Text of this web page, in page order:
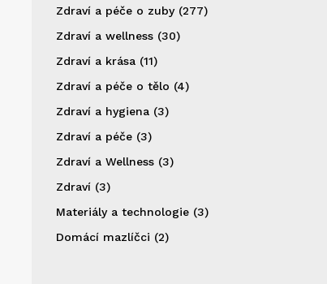
Zdraví a péče o zuby (277)
Zdraví a wellness (30)
Zdraví a krása (11)
Zdraví a péče o tělo (4)
Zdraví a hygiena (3)
Zdraví a péče (3)
Zdraví a Wellness (3)
Zdraví (3)
Materiály a technologie (3)
Domácí mazlíčci (2)